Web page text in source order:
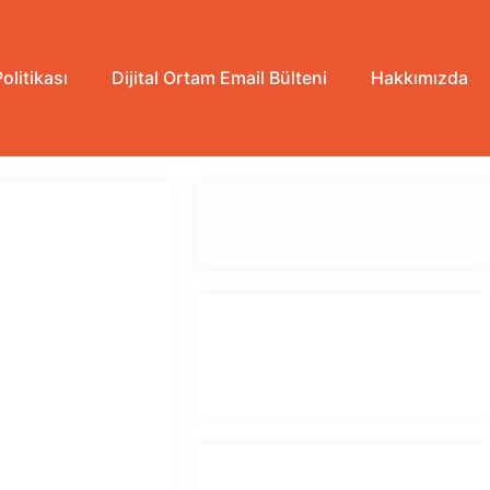
Dijital Ortam Email Bülteni Hakkımızda